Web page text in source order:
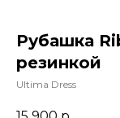
Рубашка
резинкой
Ultima Dress